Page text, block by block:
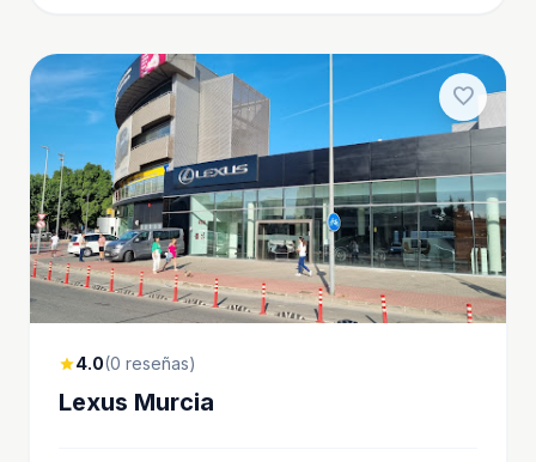
favorite
star4.0(0 reseñas)
Lexus Murcia